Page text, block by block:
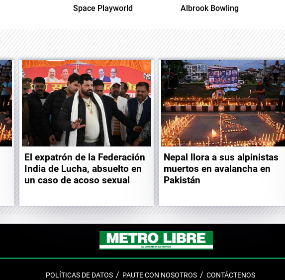
Space Playworld Albrook Bowling
El expatrón de la Federación
India de Lucha, absuelto en
un caso de acoso sexual
Nepal llora a sus alpinistas
muertos en avalancha en
Pakistán
POLÍTICAS DE DATOS PAUTE CON NOSOTROS CONTÁCTENOS